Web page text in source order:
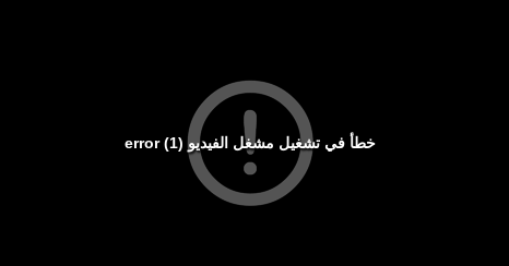
خطأ في تشغيل مشغل الفيديو (1) error